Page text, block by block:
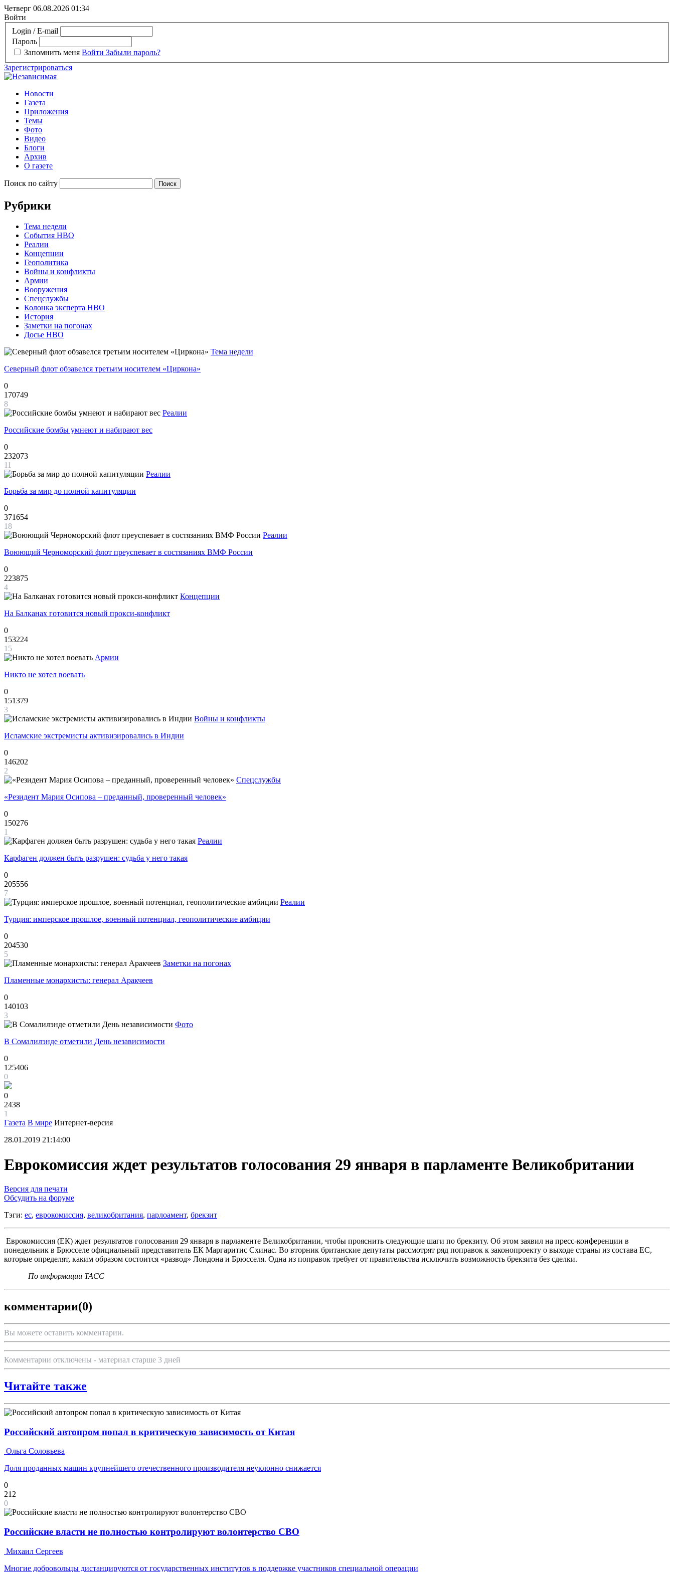
Четверг 06.08.2026 01:34
Войти
Login / E-mail
Пароль
Запомнить меня Войти Забыли пароль?
Зарегистрироваться
Новости
Газета
Приложения
Темы
Фото
Видео
Блоги
Архив
О газете
Поиск по сайту
Рубрики
Тема недели
События НВО
Реалии
Концепции
Геополитика
Войны и конфликты
Армии
Вооружения
Спецслужбы
Колонка эксперта НВО
История
Заметки на погонах
Досье НВО
Тема недели
Северный флот обзавелся третьим носителем «Циркона»
0
170749
8
Реалии
Российские бомбы умнеют и набирают вес
0
232073
11
Реалии
Борьба за мир до полной капитуляции
0
371654
18
Реалии
Воюющий Черноморский флот преуспевает в состязаниях ВМФ России
0
223875
4
Концепции
На Балканах готовится новый прокси-конфликт
0
153224
15
Армии
Никто не хотел воевать
0
151379
3
Войны и конфликты
Исламские экстремисты активизировались в Индии
0
146202
2
Спецслужбы
«Резидент Мария Осипова – преданный, проверенный человек»
0
150276
1
Реалии
Карфаген должен быть разрушен: судьба у него такая
0
205556
7
Реалии
Турция: имперское прошлое, военный потенциал, геополитические амбиции
0
204530
5
Заметки на погонах
Пламенные монархисты: генерал Аракчеев
0
140103
3
Фото
В Сомалилэнде отметили День независимости
0
125406
0
0
2438
1
Газета В мире Интернет-версия
28.01.2019 21:14:00
Еврокомиссия ждет результатов голосования 29 января в парламенте Великобритании
Версия для печати
Обсудить на форуме
Тэги: ес, еврокомиссия, великобритания, парлоамент, брекзит
Еврокомиссия (ЕК) ждет результатов голосования 29 января в парламенте Великобритании, чтобы прояснить следующие шаги по брекзиту. Об этом заявил на пресс-конференции в
понедельник в Брюсселе официальный представитель ЕК Маргаритис Схинас. Во вторник британские депутаты рассмотрят ряд поправок к законопроекту о выходе страны из состава ЕС,
которые определят, каким образом состоится «развод» Лондона и Брюсселя. Одна из поправок требует от правительства исключить возможность брекзита без сделки.
По информации ТАСС
комментарии(0)
Вы можете оставить комментарии.
Комментарии отключены - материал старше 3 дней
Читайте также
Российский автопром попал в критическую зависимость от Китая
Ольга Соловьева
Доля проданных машин крупнейшего отечественного производителя неуклонно снижается
0
212
0
Российские власти не полностью контролируют волонтерство СВО
Михаил Сергеев
Многие добровольцы дистанцируются от государственных институтов в поддержке участников специальной операции